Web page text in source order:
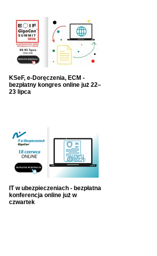
KSeF, e-Doręczenia, ECM -
bezpłatny kongres online już 22–
23 lipca
IT w ubezpieczeniach - bezpłatna
konferencja online już w
czwartek